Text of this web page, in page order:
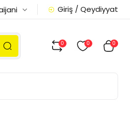
Giriş / Qeydiyyat
0 0 0